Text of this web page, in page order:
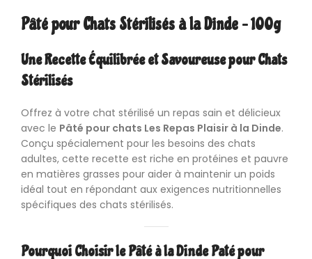
Pâté pour Chats Stérilisés à la Dinde – 100g
Une Recette Équilibrée et Savoureuse pour Chats
Stérilisés
Offrez à votre chat stérilisé un repas sain et délicieux
avec le Pâté pour chats Les Repas Plaisir à la Dinde.
Conçu spécialement pour les besoins des chats
adultes, cette recette est riche en protéines et pauvre
en matières grasses pour aider à maintenir un poids
idéal tout en répondant aux exigences nutritionnelles
spécifiques des chats stérilisés.
Pourquoi Choisir le Pâté à la Dinde Paté pour